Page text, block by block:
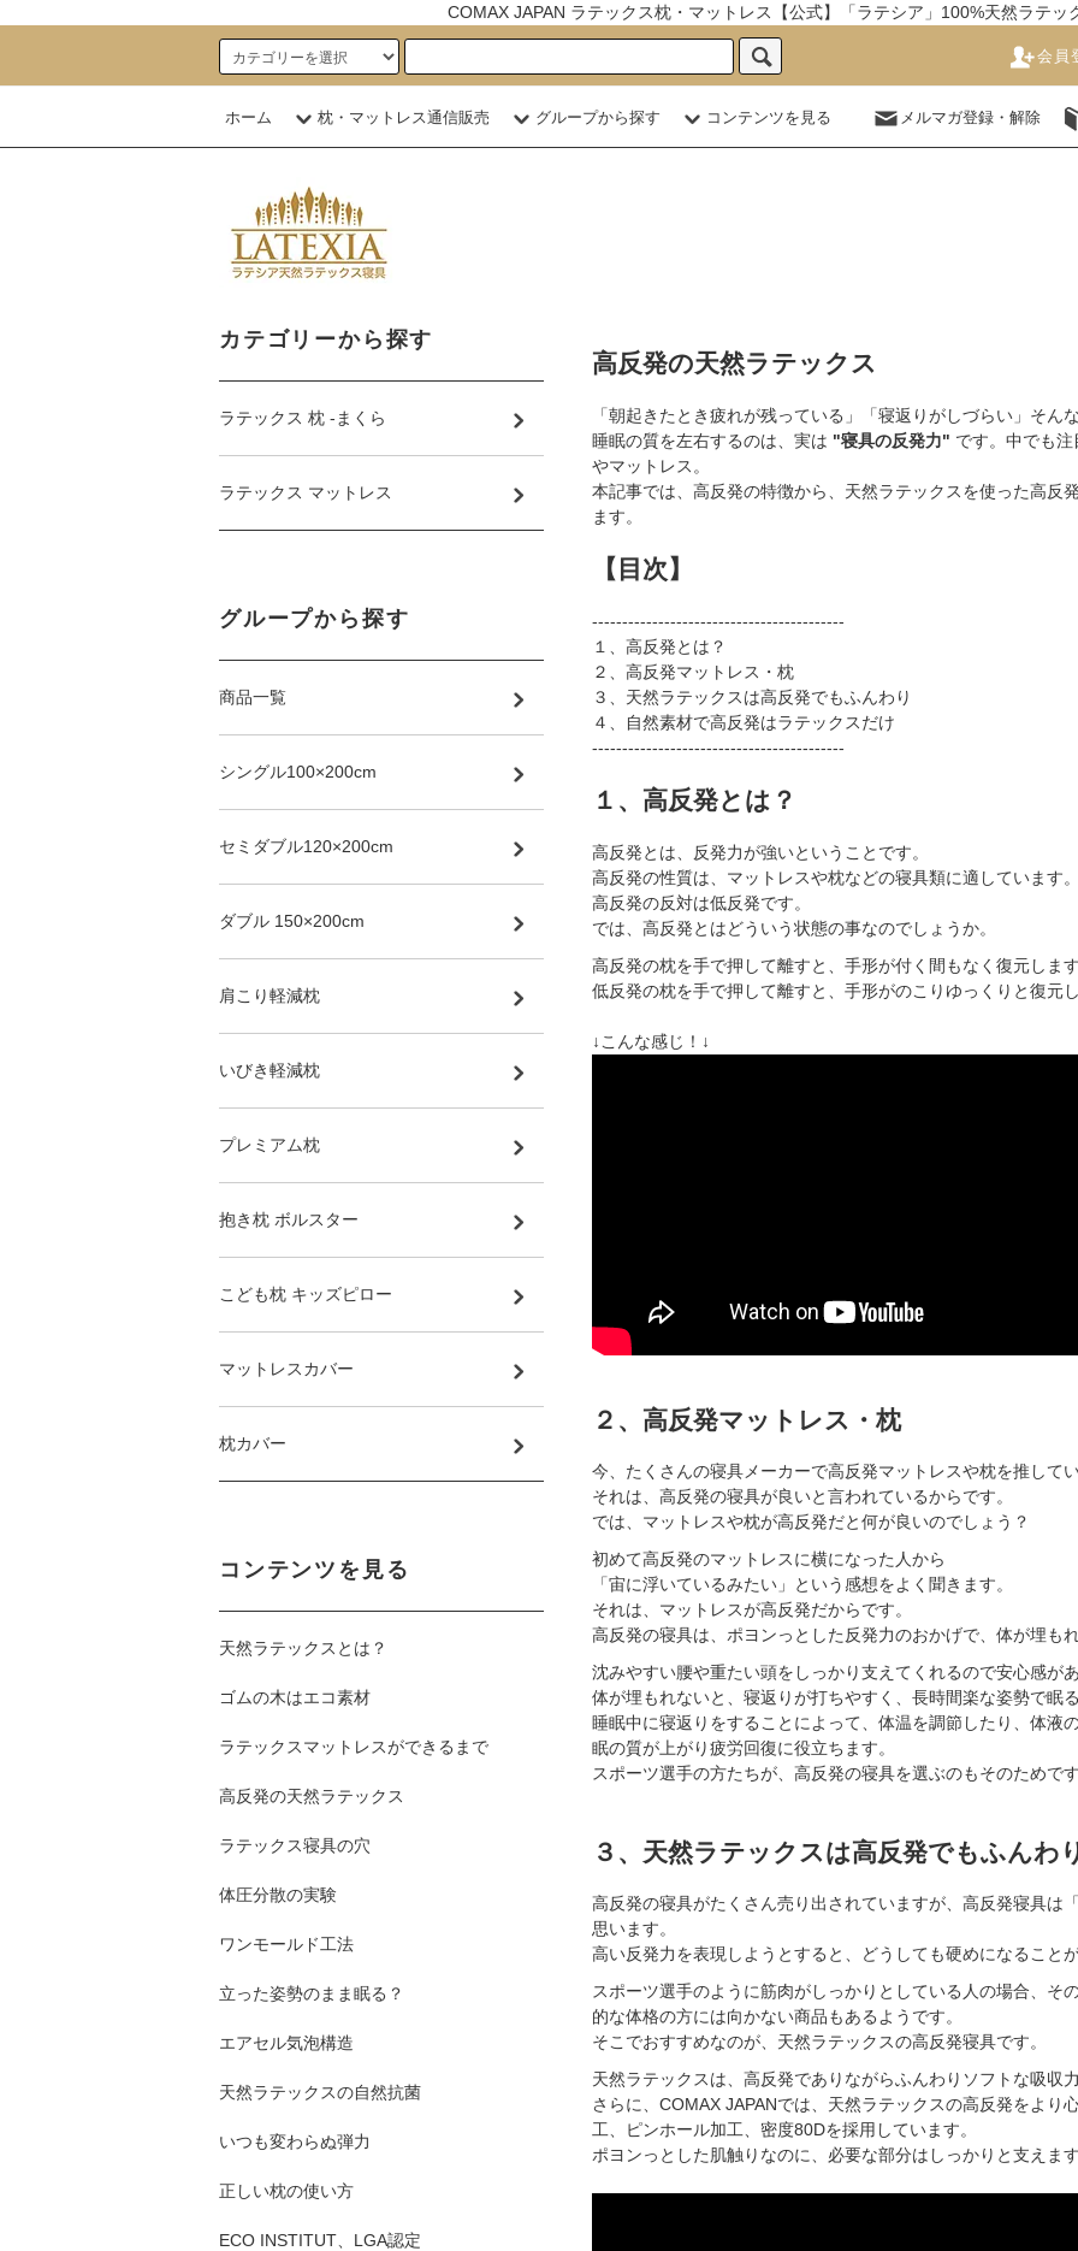
COMAX JAPAN ラテックス枕・マットレス【公式】「ラテシア」100%天然ラテッ
会員
ホーム 枕・マットレス通信販売 グループから探す コンテンツを見る メルマガ登録・解除
高反発の天然ラテックス
「朝起きたとき疲れが残っている」「寝返りがしづらい」そん
睡眠の質を左右するのは、実は "寝具の反発力" です。中でも
やマットレス。
本記事では、高反発の特徴から、天然ラテックスを使った高反
ます。
【目次】
------------------------------------------
１、高反発とは？
２、高反発マットレス・枕
３、天然ラテックスは高反発でもふんわり
４、自然素材で高反発はラテックスだけ
------------------------------------------
１、高反発とは？
高反発とは、反発力が強いということです。
高反発の性質は、マットレスや枕などの寝具類に適しています
高反発の反対は低反発です。
では、高反発とはどういう状態の事なのでしょうか。
高反発の枕を手で押して離すと、手形が付く間もなく復元しま
低反発の枕を手で押して離すと、手形がのこりゆっくりと復元
↓こんな感じ！↓
２、高反発マットレス・枕
今、たくさんの寝具メーカーで高反発マットレスや枕を推して
それは、高反発の寝具が良いと言われているからです。
では、マットレスや枕が高反発だと何が良いのでしょう？
初めて高反発のマットレスに横になった人から
「宙に浮いているみたい」という感想をよく聞きます。
それは、マットレスが高反発だからです。
高反発の寝具は、ポヨンっとした反発力のおかげで、体が埋も
沈みやすい腰や重たい頭をしっかり支えてくれるので安心感が
体が埋もれないと、寝返りが打ちやすく、長時間楽な姿勢で眠
睡眠中に寝返りをすることによって、体温を調節したり、体液
眠の質が上がり疲労回復に役立ちます。
スポーツ選手の方たちが、高反発の寝具を選ぶのもそのためで
３、天然ラテックスは高反発でもふんわ
高反発の寝具がたくさん売り出されていますが、高反発寝具は
思います。
高い反発力を表現しようとすると、どうしても硬めになること
スポーツ選手のように筋肉がしっかりとしている人の場合、そ
的な体格の方には向かない商品もあるようです。
そこでおすすめなのが、天然ラテックスの高反発寝具です。
天然ラテックスは、高反発でありながらふんわりソフトな吸収
さらに、COMAX JAPANでは、天然ラテックスの高反発をより
工、ピンホール加工、密度80Dを採用しています。
ポヨンっとした肌触りなのに、必要な部分はしっかりと支えま
カテゴリーから探す
ラテックス 枕 -まくら
ラテックス マットレス
グループから探す
商品一覧
シングル100×200cm
セミダブル120×200cm
ダブル 150×200cm
肩こり軽減枕
いびき軽減枕
プレミアム枕
抱き枕 ボルスター
こども枕 キッズピロー
マットレスカバー
枕カバー
コンテンツを見る
天然ラテックスとは？
ゴムの木はエコ素材
ラテックスマットレスができるまで
高反発の天然ラテックス
ラテックス寝具の穴
体圧分散の実験
ワンモールド工法
立った姿勢のまま眠る？
エアセル気泡構造
天然ラテックスの自然抗菌
いつも変わらぬ弾力
正しい枕の使い方
ECO INSTITUT、LGA認定